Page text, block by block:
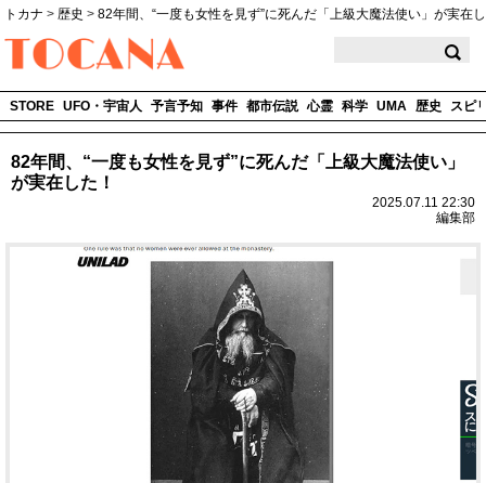
トカナ > 歴史 > 82年間、“一度も女性を見ず”に死んだ「上級大魔法使い」が実在
STORE UFO・宇宙人 予言予知 事件 都市伝説 心霊 科学 UMA 歴史 スピ
82年間、“一度も女性を見ず”に死んだ「上級大魔法使い」
が実在した！
2025.07.11 22:30
編集部